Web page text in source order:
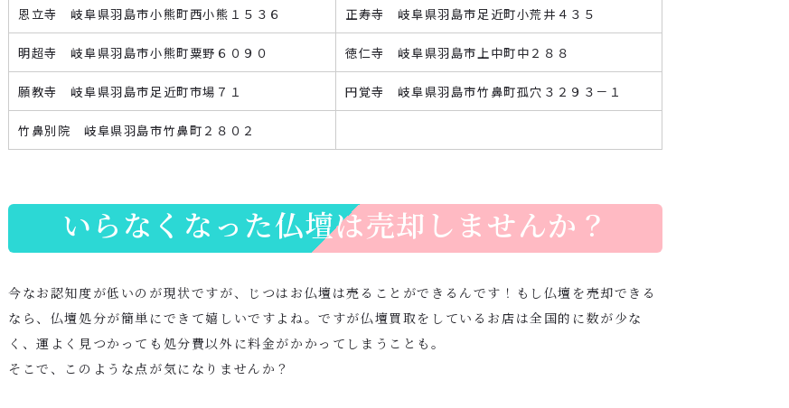
恩立寺 岐阜県羽島市小熊町西小熊１５３６ 正寿寺 岐阜県羽島市足近町小荒井４３５
明超寺 岐阜県羽島市小熊町粟野６０９０ 徳仁寺 岐阜県羽島市上中町中２８８
願教寺 岐阜県羽島市足近町市場７１ 円覚寺 岐阜県羽島市竹鼻町孤穴３２９３－１
竹鼻別院 岐阜県羽島市竹鼻町２８０２
いらなくなった仏壇は売却しませんか？
今なお認知度が低いのが現状ですが、じつはお仏壇は売ることができるんです！もし仏壇を売却できる
なら、仏壇処分が簡単にできて嬉しいですよね。ですが仏壇買取をしているお店は全国的に数が少な
く、運よく見つかっても処分費以外に料金がかかってしまうことも。
そこで、このような点が気になりませんか？